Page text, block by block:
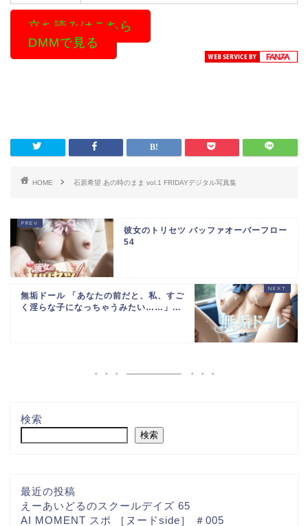
立ち読みはこちら
DMMで見る
HOME 石原希望 あの時のまま vol.1 FRIDAYデジタル写真集
彼女のトリセツ バッファオーバーフロー
54
無垢ドール 「あなたの前だと、私、すご
く淫らな子になっちゃうみたい……」...
検索
検索
最近の投稿
えーあいどるのスクールデイズ 65
AI MOMENT スポ ［ヌードside］ ＃005